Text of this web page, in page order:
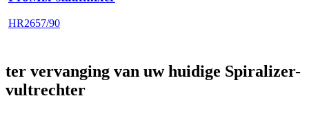
HR2657/90
ter vervanging van uw huidige Spiralizer-
vultrechter